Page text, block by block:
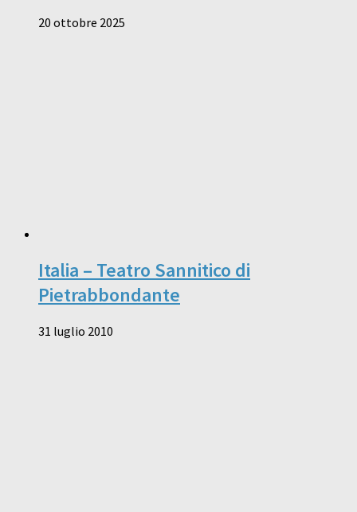
20 ottobre 2025
Italia – Teatro Sannitico di
Pietrabbondante
31 luglio 2010